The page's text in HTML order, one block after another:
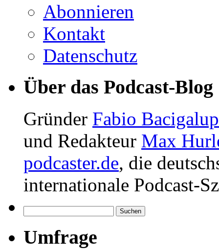
Abonnieren
Kontakt
Datenschutz
Über das Podcast-Blog
Gründer Fabio
und Redakteur Max
podcaster.de, die
internationale Podcast-
nach:
Umfrage